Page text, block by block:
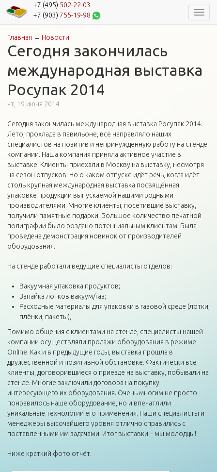
+7 (495) 502-22-03
+7 (903) 755-19-98
Вы здесь
Главная → Новости
Сегодня закончилась
международная выставка
Росупак 2014
чт, 19 июня 2014
Сегодня закончилась международная выставка Росупак 2014.
Лето, прохлада в павильоне, всё направляло наших
специалистов на позитив и непринуждённую работу на стенде
компании. Наша компания приняла активное участие в
выставке. Клиенты приехали в Москву на выставку, несмотря
на сезон отпусков. Но о каком отпуске идёт речь, когда идёт
столь крупная международная выставка посвящённая
упаковке продукции выпускаемой нашими родными
производителями. Многие клиенты, посетившие выставку,
получили памятные подарки. Большое количество печатной
полиграфии было роздано потенциальным клиентам. Была
проведена демонстрация новинок от производителей
оборудования.
На стенде работали ведущие специалисты отделов:
Вакуумная упаковка продуктов;
Запайка лотков вакуум/газ;
Расходные материалы для упаковки в газовой среде (лотки,
плёнки, пакеты),
Помимо общения с клиентами на стенде, специалисты нашей
компании осуществляли продажи оборудования в режиме
Online. Как и в предыдущие годы, выставка прошла в
дружественной и позитивной обстановке. Фактически все
клиенты, договорившиеся о приезде на выставку, побывали на
стенде. Многие заключили договора на покупку
интересующего их оборудования. Очень многим не просто
понравилось наше оборудование, но и впечатлили
уникальные технологии его применения. Наши специалисты и
менеджеры высочайшего уровня отлично справились с
поставленными им задачами. Итог выставки – мы молодцы!
Ниже краткий фото отчёт.